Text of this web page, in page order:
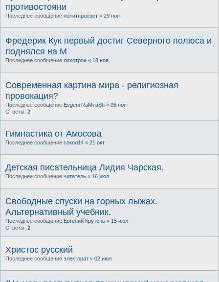
противостояни
Последнее сообщение политпросвет « 29 ноя
Фредерик Кук первый достиг Северного полюса и
поднялся на М
Последнее сообщение лохотрон « 18 ноя
Современная картина мира - религиозная
провокация?
Последнее сообщение Evgeni RaMiraSh « 05 ноя
Ответы: 2
Гимнастика от Амосова
Последнее сообщение сокол14 « 21 окт
Детская писательница Лидия Чарская.
Последнее сообщение читатель « 16 июл
Свободные спуски на горных лыжах.
Альтернативный учебник.
Последнее сообщение Евгений Крутень « 15 июл
Ответы: 2
Христос русский
Последнее сообщение электорат « 02 июл